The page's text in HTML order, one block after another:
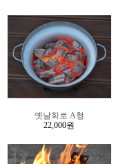
옛날화로 A형
22,000원